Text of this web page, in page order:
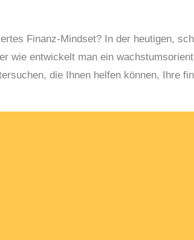
Finanz-Mindset? In der heutigen,
wie entwickelt man ein
die Ihnen helfen können, Ihre